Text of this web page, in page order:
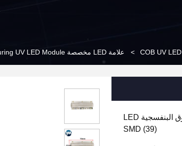
COB UV LED
> علامة LED مخصصة 160W Splicing Curing UV LED Module لشركة SMD LED Chip Curing COB
الأشعة فوق البنفسجية LED
SMD (39)